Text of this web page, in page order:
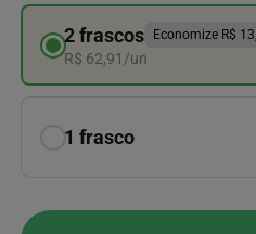
2 frascos Economize R$
R$ 62,91/un
1 frasco